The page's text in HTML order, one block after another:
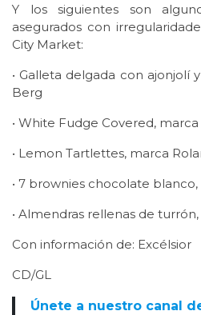
Y los siguientes son
asegurados con
City Market:
• Galleta delgada con ajonjolí
Berg
• White Fudge Covered,
• Lemon Tartlettes, marca
• 7 brownies chocolate
• Almendras rellenas de
Con información de: Excélsior
CD/GL
Únete a nuestro canal